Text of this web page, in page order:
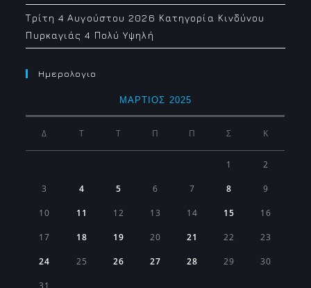
Τρίτη 4 Αυγούστου 2026 Κατηγορία Κινδύνου
Πυρκαγιάς 4 Πολύ Υψηλή
Ημερολογιο
ΜΆΡΤΙΟΣ 2025
Δ Τ Τ Π Π Σ Κ
1 2
3 4 5 6 7 8 9
10 11 12 13 14 15 16
17 18 19 20 21 22 23
24 25 26 27 28 29 30